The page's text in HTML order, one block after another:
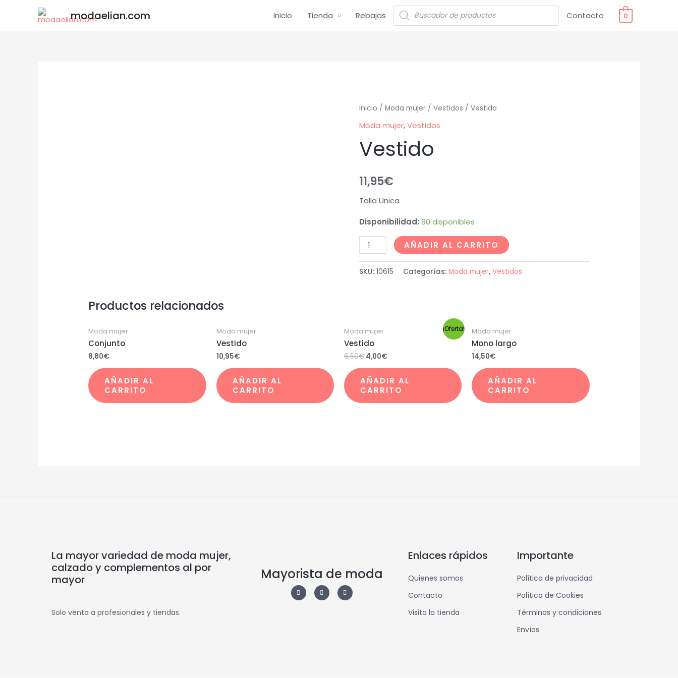
modaelian.com Inicio Tienda Rebajas Contacto 0
Inicio / Moda mujer/ Vestidos / Vestido
Moda mujer,Vestidos
Vestido
11,95€
Talla Unica
Disponibilidad: 80 disponibles
AÑADIR AL CARRITO
SKU: 10615 Categorías: Moda mujer, Vestidos
Productos relacionados
Moda mujer
Conjunto
8,80€
AÑADIR AL
CARRITO
Moda mujer
Vestido
10,95€
AÑADIR AL
CARRITO
¡Oferta!
Moda mujer
Vestido
6,50€ 4,00€
AÑADIR AL
CARRITO
Moda mujer
Mono largo
14,50€
AÑADIR AL
CARRITO
La mayor variedad de moda mujer,
calzado y complementos al por
mayor
Solo venta a profesionales y tiendas.
Mayorista de moda
Enlaces rápidos
Quienes somos
Contacto
Visita la tienda
Importante
Política de privacidad
Política de Cookies
Términos y condiciones
Envíos